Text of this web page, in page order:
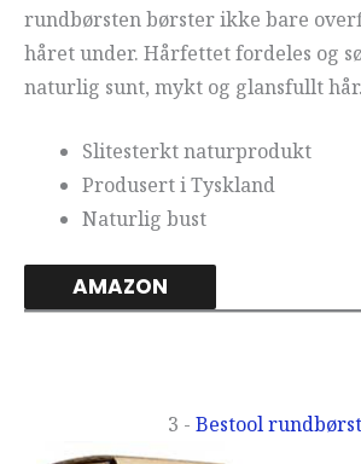
rundbørsten børster ikke bare
håret under. Hårfettet fordeles og
naturlig sunt, mykt og glansfullt hår.
Slitesterkt naturprodukt
Produsert i Tyskland
Naturlig bust
AMAZON
3 - Bestool